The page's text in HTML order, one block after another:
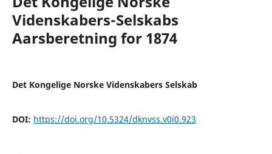
Videnskabers-Selskabs
Aarsberetning for 1874
Det Kongelige Norske Videnskabers Selskab
DOI: https://doi.org/10.5324/dknvss.v0i0.923